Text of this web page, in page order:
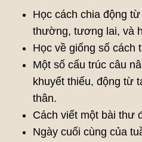
Học cách chia động
thường, tương lai, và
Học về giống số cách
Một số cấu trúc câu
khuyết thiếu, động từ
thân.
Cách viết một bài thư
Ngày cuối cùng của